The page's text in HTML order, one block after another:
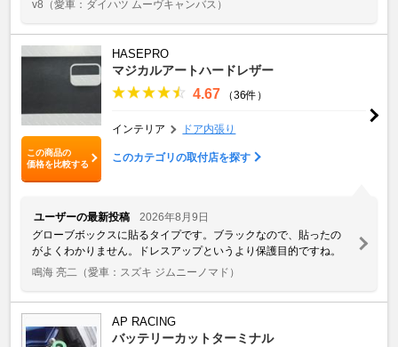
v8 （愛車：ダイハツ ムーヴキャンバス）
この商品の
価格を比較する
HASEPRO
マジカルアートハードレザー
4.67 （36件）
インテリア ドア内張り
このカテゴリの取付店を探す
ユーザーの最新投稿
2026年8月9日
グローブボックスに貼るタイプです。ブラックなので、貼ったの
がよくわかりません。ドレスアップというより保護目的ですね。
鳴海 亮二
（愛車：スズキ ジムニーノマド）
AP RACING
バッテリーカットターミナル